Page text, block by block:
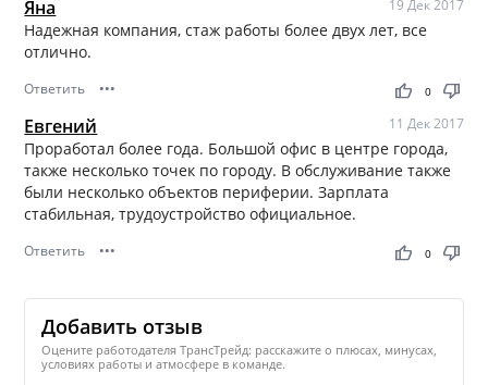
Яна 19 Дек 2017
Надежная компания, стаж работы более двух лет, все
отлично.
Ответить ••• thumb_up thumb_down
0
Евгений 11 Дек 2017
Проработал более года. Большой офис в центре города,
также несколько точек по городу. В обслуживание также
были несколько объектов периферии. Зарплата
стабильная, трудоустройство официальное.
Ответить ••• thumb_up thumb_down
0
Добавить отзыв
Оцените работодателя ТрансТрейд: расскажите о плюсах, минусах,
условиях работы и атмосфере в команде.